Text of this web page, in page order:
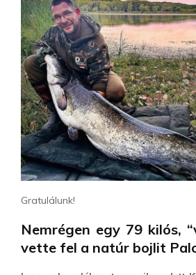
Gratulálunk!
Nemrégen egy 79 kilós,
vette fel a natúr bojlit